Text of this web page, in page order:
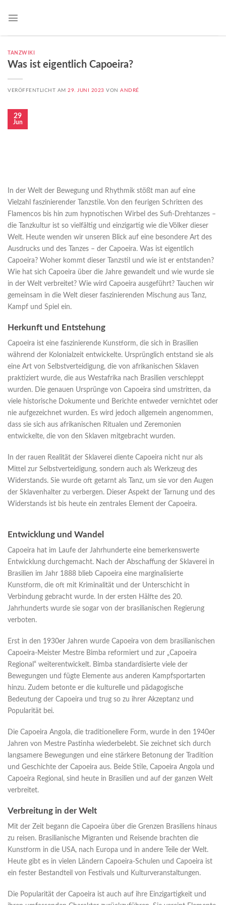
TANZWIKI
Was ist eigentlich Capoeira?
VERÖFFENTLICHT AM29. JUNI 2023 VONANDRÉ
29
Jun
In der Welt der Bewegung und Rhythmik stößt man auf eine
Vielzahl faszinierender Tanzstile. Von den feurigen Schritten des
Flamencos bis hin zum hypnotischen Wirbel des Sufi-Drehtanzes –
die Tanzkultur ist so vielfältig und einzigartig wie die Völker dieser
Welt. Heute wenden wir unseren Blick auf eine besondere Art des
Ausdrucks und des Tanzes – der Capoeira. Was ist eigentlich
Capoeira? Woher kommt dieser Tanzstil und wie ist er entstanden?
Wie hat sich Capoeira über die Jahre gewandelt und wie wurde sie
in der Welt verbreitet? Wie wird Capoeira ausgeführt? Tauchen wir
gemeinsam in die Welt dieser faszinierenden Mischung aus Tanz,
Kampf und Spiel ein.
Herkunft und Entstehung
Capoeira ist eine faszinierende Kunstform, die sich in Brasilien
während der Kolonialzeit entwickelte. Ursprünglich entstand sie als
eine Art von Selbstverteidigung, die von afrikanischen Sklaven
praktiziert wurde, die aus Westafrika nach Brasilien verschleppt
wurden. Die genauen Ursprünge von Capoeira sind umstritten, da
viele historische Dokumente und Berichte entweder vernichtet oder
nie aufgezeichnet wurden. Es wird jedoch allgemein angenommen,
dass sie sich aus afrikanischen Ritualen und Zeremonien
entwickelte, die von den Sklaven mitgebracht wurden.
In der rauen Realität der Sklaverei diente Capoeira nicht nur als
Mittel zur Selbstverteidigung, sondern auch als Werkzeug des
Widerstands. Sie wurde oft getarnt als Tanz, um sie vor den Augen
der Sklavenhalter zu verbergen. Dieser Aspekt der Tarnung und des
Widerstands ist bis heute ein zentrales Element der Capoeira.
Entwicklung und Wandel
Capoeira hat im Laufe der Jahrhunderte eine bemerkenswerte
Entwicklung durchgemacht. Nach der Abschaffung der Sklaverei in
Brasilien im Jahr 1888 blieb Capoeira eine marginalisierte
Kunstform, die oft mit Kriminalität und der Unterschicht in
Verbindung gebracht wurde. In der ersten Hälfte des 20.
Jahrhunderts wurde sie sogar von der brasilianischen Regierung
verboten.
Erst in den 1930er Jahren wurde Capoeira von dem brasilianischen
Capoeira-Meister Mestre Bimba reformiert und zur „Capoeira
Regional“ weiterentwickelt. Bimba standardisierte viele der
Bewegungen und fügte Elemente aus anderen Kampfsportarten
hinzu. Zudem betonte er die kulturelle und pädagogische
Bedeutung der Capoeira und trug so zu ihrer Akzeptanz und
Popularität bei.
Die Capoeira Angola, die traditionellere Form, wurde in den 1940er
Jahren von Mestre Pastinha wiederbelebt. Sie zeichnet sich durch
langsamere Bewegungen und eine stärkere Betonung der Tradition
und Geschichte der Capoeira aus. Beide Stile, Capoeira Angola und
Capoeira Regional, sind heute in Brasilien und auf der ganzen Welt
verbreitet.
Verbreitung in der Welt
Mit der Zeit begann die Capoeira über die Grenzen Brasiliens hinaus
zu reisen. Brasilianische Migranten und Reisende brachten die
Kunstform in die USA, nach Europa und in andere Teile der Welt.
Heute gibt es in vielen Ländern Capoeira-Schulen und Capoeira ist
ein fester Bestandteil von Festivals und Kulturveranstaltungen.
Die Popularität der Capoeira ist auch auf ihre Einzigartigkeit und